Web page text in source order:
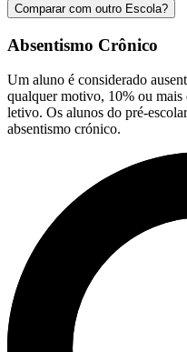
Comparar com outro Escola?
Absentismo Crônico
Um aluno é considerado
qualquer motivo, 10% ou
letivo. Os alunos do pré-
absentismo crónico.